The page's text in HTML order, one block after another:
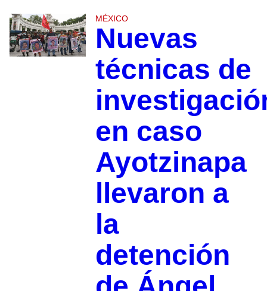
MÉXICO
Nuevas
técnicas de
en caso
Ayotzinapa
llevaron a
la
detención